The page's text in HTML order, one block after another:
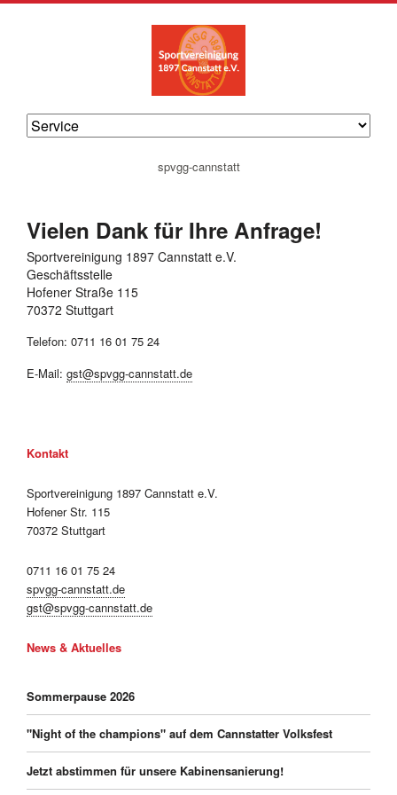
navigation
spvgg-cannstatt
Vielen Dank für Ihre Anfrage!
Sportvereinigung 1897 Cannstatt e.V.
Geschäftsstelle
Hofener Straße 115
70372 Stuttgart
Telefon: 0711 16 01 75 24
E-Mail: gst@spvgg-cannstatt.de
Kontakt
Sportvereinigung 1897 Cannstatt e.V.
Hofener Str. 115
70372 Stuttgart
0711 16 01 75 24
spvgg-cannstatt.de
gst@spvgg-cannstatt.de
News & Aktuelles
Sommerpause 2026
"Night of the champions" auf dem Cannstatter Volksfest
Jetzt abstimmen für unsere Kabinensanierung!